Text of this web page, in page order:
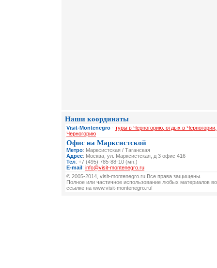
Наши координаты
Visit-Montenegro - туры в Черногорию, отдых в
Черногорию
Офис на Марксистской
Метро: Марксистская / Таганская
Адрес: Москва, ул. Марксистская, д 3 офис 416
Тел: +7 (495) 785-88-10 (мн.)
E-mail: info@visit-montenegro.ru
© 2005-2014, visit-montenegro.ru Все права защищены.
Полное или частичное использование любых материалов
ссылке на www.visit-montenegro.ru!